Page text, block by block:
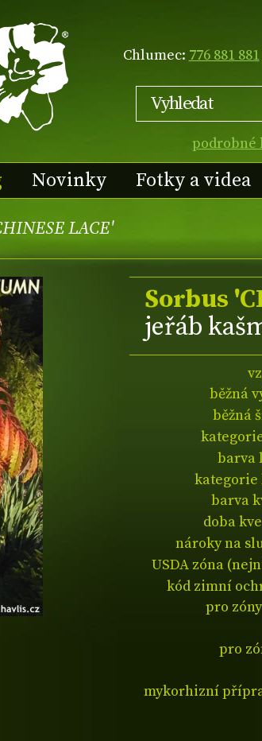
Chlumec: 776 881 881
podrobné
Novinky Fotky a videa
LACE'
Sorbus
jeřáb
běžná
běžná
barva
kategorie
barva
doba
nároky na
USDA zóna
kód zimní
pro
pro
mykorhizní